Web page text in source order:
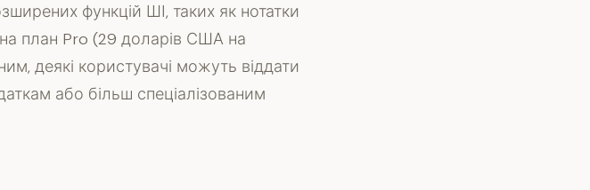
функцій ШІ, таких як нотатки
план Pro (29 доларів США на
деякі користувачі можуть віддати
або більш спеціалізованим